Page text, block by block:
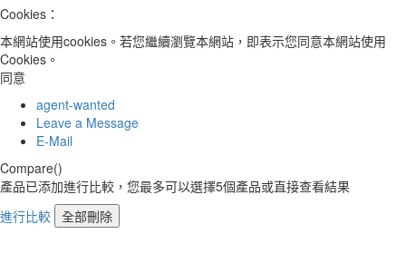
Cookies：
本網站使用cookies。若您繼續瀏覽本網站，即表示您同意本網站使用
Cookies。
同意
agent-wanted
Leave a Message
E-Mail
Compare()
產品已添加進行比較，您最多可以選擇5個產品或直接查看結果
進行比較 全部刪除